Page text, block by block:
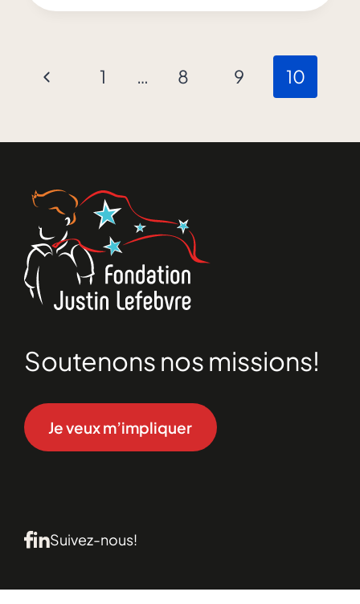
Lefebvre
Navigation
la
Previous
1 … 8 9 10
Soutenons nos missions!
Je veux m’impliquer
Suivez-nous!